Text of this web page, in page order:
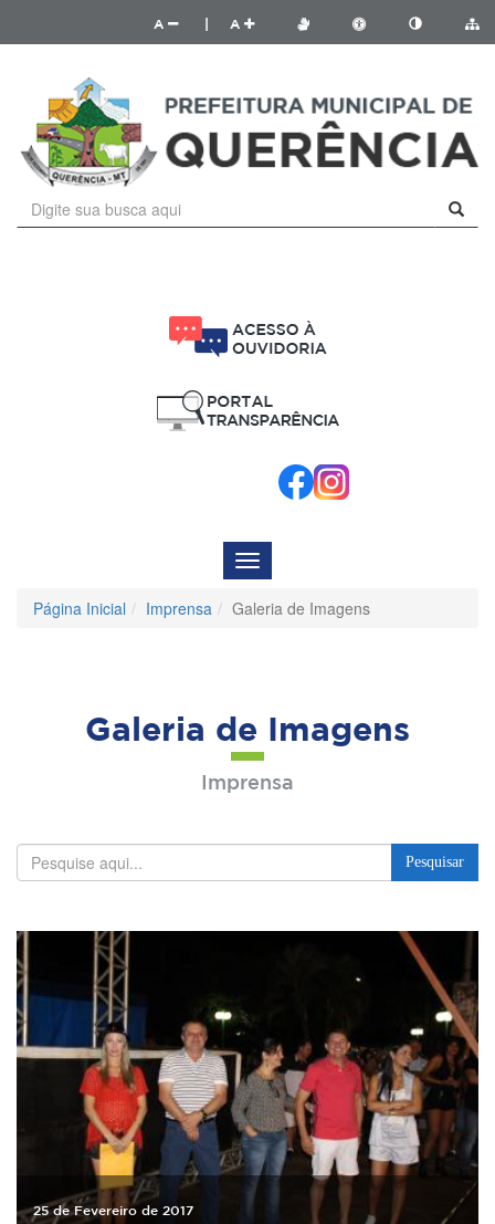
A A
Menu
de
Navegação
Página Inicial Imprensa Galeria de Imagens
Galeria de Imagens
Imprensa
Pesquisar
25 de Fevereiro de 2017